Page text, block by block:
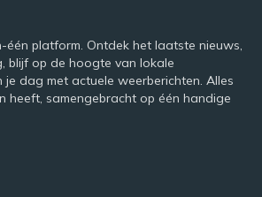
één platform. Ontdek het laatste nieuws,
blijf op de hoogte van lokale
je dag met actuele weerberichten. Alles
heeft, samengebracht op één handige